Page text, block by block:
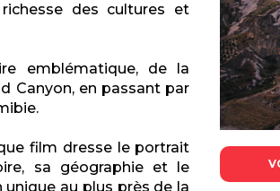
des cultures et
emblématique, de la
Canyon, en passant par
film dresse le portrait
sa géographie et le
au plus près de la